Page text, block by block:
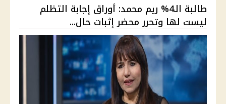
طالبة الـ4% ريم محمد: أوراق إجابة التظلم
ليست لها وتحرر محضر إثبات حال...